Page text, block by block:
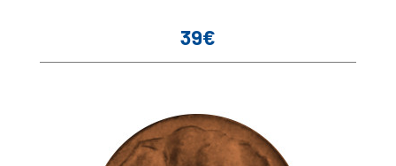
Prix
39€